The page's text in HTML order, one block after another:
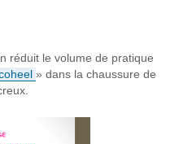
réduit le volume de pratique
» dans la chaussure de